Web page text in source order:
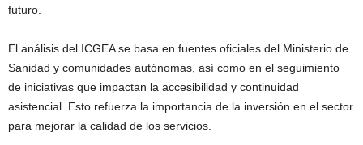
futuro.
El análisis del ICGEA se basa en fuentes oficiales del Ministerio de
Sanidad y comunidades autónomas, así como en el seguimiento
de iniciativas que impactan la accesibilidad y continuidad
asistencial. Esto refuerza la importancia de la inversión en el sector
para mejorar la calidad de los servicios.